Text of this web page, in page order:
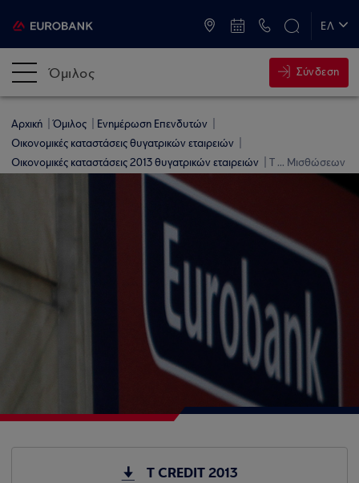
ΕΛ
Όμιλος Σύνδεση
Αρχική Όμιλος
Ενημέρωση Επενδυτών
Οικονομικές καταστάσεις θυγατρικών εταιρειών
Οικονομικές καταστάσεις 2013 θυγατρικών εταιρειών
T ... Μισθώσεων
T CREDIT 2013